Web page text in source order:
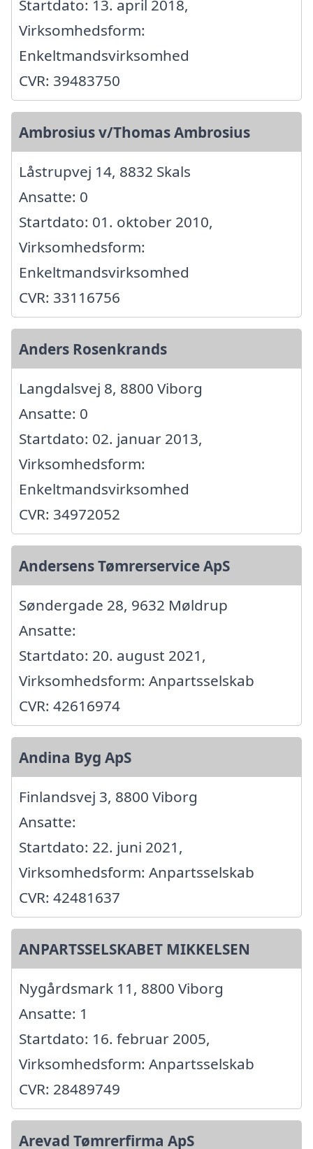
Startdato: 13. april 2018,
Virksomhedsform:
Enkeltmandsvirksomhed
CVR: 39483750
Ambrosius v/Thomas Ambrosius
Låstrupvej 14, 8832 Skals
Ansatte: 0
Startdato: 01. oktober 2010,
Virksomhedsform:
Enkeltmandsvirksomhed
CVR: 33116756
Anders Rosenkrands
Langdalsvej 8, 8800 Viborg
Ansatte: 0
Startdato: 02. januar 2013,
Virksomhedsform:
Enkeltmandsvirksomhed
CVR: 34972052
Andersens Tømrerservice ApS
Søndergade 28, 9632 Møldrup
Ansatte:
Startdato: 20. august 2021,
Virksomhedsform: Anpartsselskab
CVR: 42616974
Andina Byg ApS
Finlandsvej 3, 8800 Viborg
Ansatte:
Startdato: 22. juni 2021,
Virksomhedsform: Anpartsselskab
CVR: 42481637
ANPARTSSELSKABET MIKKELSEN
Nygårdsmark 11, 8800 Viborg
Ansatte: 1
Startdato: 16. februar 2005,
Virksomhedsform: Anpartsselskab
CVR: 28489749
Arevad Tømrerfirma ApS